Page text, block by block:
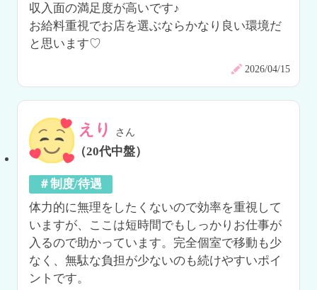
収入面の満足度が高いです♪
お給料重視でお店を選ぶならかなり良い環境だ
と思います♡
2026/04/15
えり さん
（20代中盤）
＃制度/待遇
体力的に無理をしたくないので効率を重視して
いますが、ここは短時間でもしっかりお仕事が
入るので助かっています。完全個室で移動も少
なく、無駄な負担が少ないのも続けやすいポイ
ントです。